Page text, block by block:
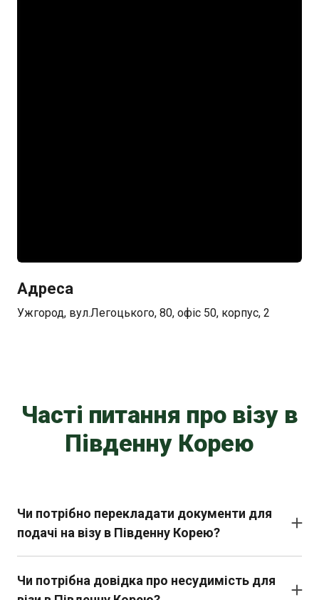
Адреса
Ужгород, вул.Легоцького, 80, офіс 50, корпус, 2
Часті питання про візу в
Південну Корею
Чи потрібно перекладати документи для
подачі на візу в Південну Корею?
засвідчені.
Чи потрібна довідка про несудимість для